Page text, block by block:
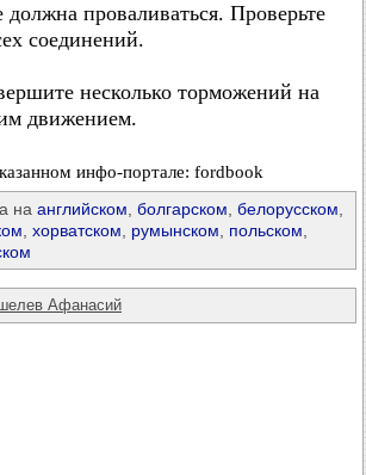
должна проваливаться. Проверьте
соединений.
несколько торможений на
движением.
инфо-портале: fordbook
на английском болгарском белорусском
хорватском румынском польском
Афанасий